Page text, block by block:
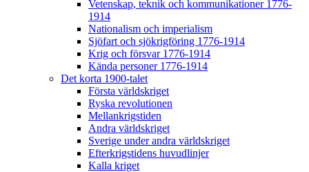
Vetenskap, teknik och kommunikationer 1776-
1914
Nationalism och imperialism
Sjöfart och sjökrigföring 1776-1914
Krig och försvar 1776-1914
Kända personer 1776-1914
Det korta 1900-talet
Första världskriget
Ryska revolutionen
Mellankrigstiden
Andra världskriget
Sverige under andra världskriget
Efterkrigstidens huvudlinjer
Kalla kriget